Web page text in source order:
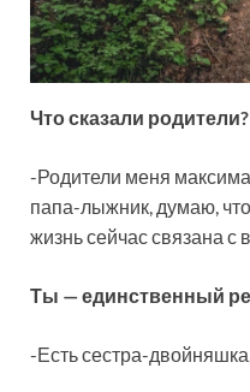
Что сказали родители?
-Родители меня
папа-лыжник, думаю,
жизнь сейчас связана с
Ты — единственный
-Есть сестра-